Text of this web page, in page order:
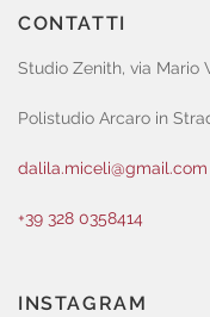
CONTATTI
Studio Zenith, via Mario
Polistudio Arcaro in
dalila.miceli@gmail.com
+39 328 0358414
INSTAGRAM